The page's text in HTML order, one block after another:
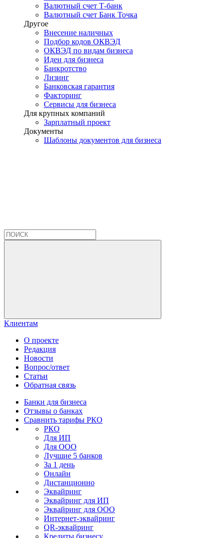
Валютный счет Т-банк
Валютный счет Банк Точка
Другое
Внесение наличных
Подбор кодов ОКВЭД
ОКВЭД по видам бизнеса
Идеи для бизнеса
Банкротство
Лизинг
Банковская гарантия
Факторинг
Сервисы для бизнеса
Для крупных компаний
Зарплатный проект
Документы
Шаблоны документов для бизнеса
Клиентам
О проекте
Редакция
Новости
Вопрос/ответ
Статьи
Обратная связь
Банки для бизнеса
Отзывы о банках
Сравнить тарифы РКО
РКО
Для ИП
Для ООО
Лучшие 5 банков
За 1 день
Онлайн
Дистанционно
Эквайринг
Эквайринг для ИП
Эквайринг для ООО
Интернет-эквайринг
QR-эквайринг
Кредиты бизнесу